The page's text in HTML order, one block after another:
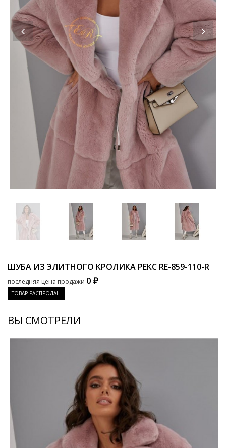
ШУБА ИЗ ЭЛИТНОГО КРОЛИКА РЕКС RE-859-110-R
последняя цена продажи 0 ₽
ТОВАР РАСПРОДАН
ВЫ СМОТРЕЛИ